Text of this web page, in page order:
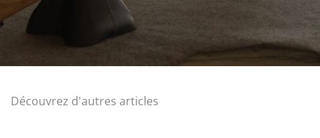
Découvrez d'autres articles